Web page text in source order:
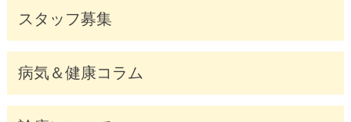
スタッフ募集
病気＆健康コラム